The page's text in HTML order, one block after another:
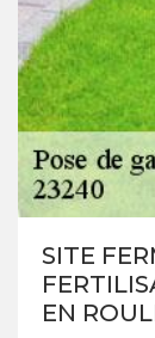
SITE
EN